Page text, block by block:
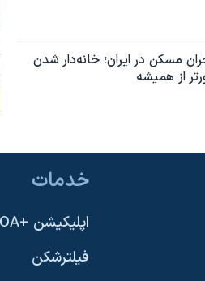
مسکن در ایران؛ خانه‌دار شدن
از همیشه
خدمات
اپلیکیشن +VOA
فیلترشکن